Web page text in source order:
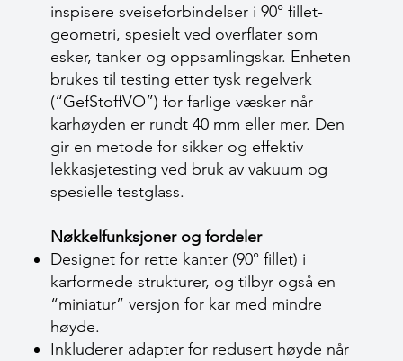
inspisere sveiseforbindelser i 90° fillet-
geometri, spesielt ved overflater som
esker, tanker og oppsamlingskar. Enheten
brukes til testing etter tysk regelverk
(“GefStoffVO”) for farlige væsker når
karhøyden er rundt 40 mm eller mer. Den
gir en metode for sikker og effektiv
lekkasjetesting ved bruk av vakuum og
spesielle testglass.
Nøkkelfunksjoner og fordeler
Designet for rette kanter (90° fillet) i
karformede strukturer, og tilbyr også en
“miniatur” versjon for kar med mindre
høyde.
Inkluderer adapter for redusert høyde når